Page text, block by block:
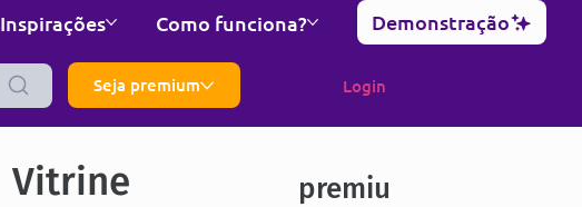
Inspirações Como funciona? Demonstração
Seja premium Login
Vitrine
premiu